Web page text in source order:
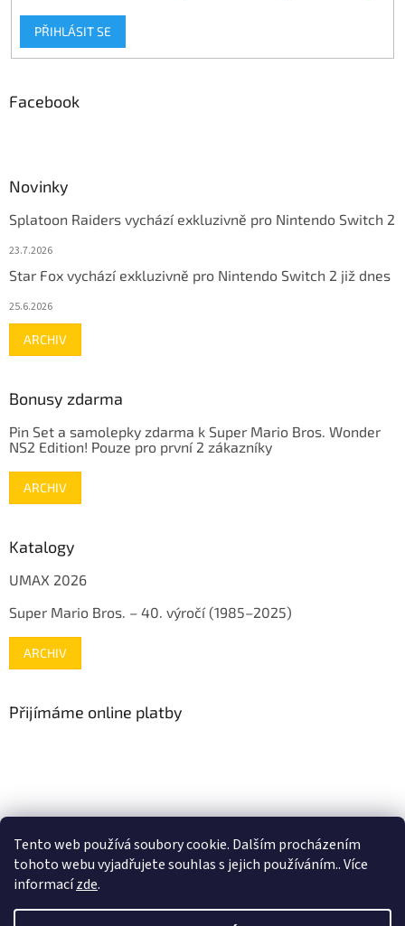
Tento web používá soubory cookie. Dalším procházením
tohoto webu vyjadřujete souhlas s jejich používáním.. Více
informacízde.
PŘIHLÁSIT SE
Facebook
Novinky
Splatoon Raiders vychází exkluzivně pro Nintendo Switch 2
23.7.2026
Star Fox vychází exkluzivně pro Nintendo Switch 2 již dnes
25.6.2026
ARCHIV
Bonusy zdarma
Pin Set a samolepky zdarma k Super Mario Bros. Wonder
NS2 Edition! Pouze pro první 2 zákazníky
ARCHIV
Katalogy
UMAX 2026
Super Mario Bros. – 40. výročí (1985–2025)
ARCHIV
Přijímáme online platby
www.fleg.cz